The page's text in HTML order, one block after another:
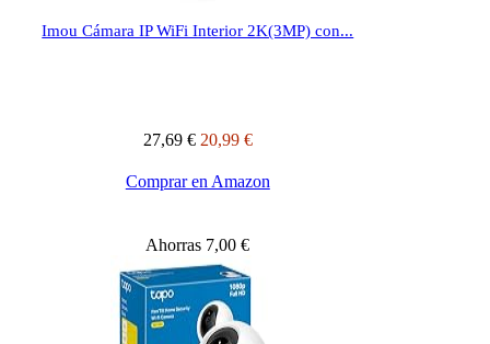
Imou Cámara IP WiFi Interior 2K(3MP) con...
27,69 € 20,99 €
Comprar en Amazon
Ahorras 7,00 €